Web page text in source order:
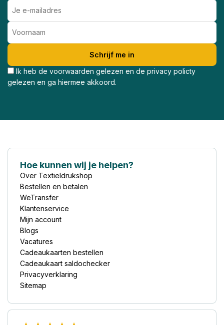
Ik heb de voorwaarden gelezen en de privacy policty
gelezen en ga hiermee akkoord.
Hoe kunnen wij je helpen?
Over Textieldrukshop
Bestellen en betalen
WeTransfer
Klantenservice
Mijn account
Blogs
Vacatures
Cadeaukaarten bestellen
Cadeaukaart saldochecker
Privacyverklaring
Sitemap